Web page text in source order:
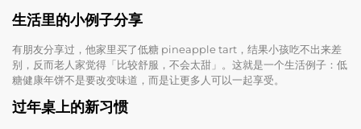
生活里的小例子分享
有朋友分享过，他家里买了低糖 pineapple tart，结果小孩吃不出来差
别，反而老人家觉得「比较舒服，不会太甜」。这就是一个生活例子：低
糖健康年饼不是要改变味道，而是让更多人可以一起享受。
过年桌上的新习惯